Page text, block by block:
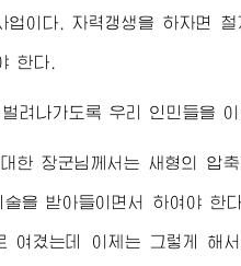
이다. 자력갱생을 하자면
한다.
려나가도록 우리 인민들을 이
한 장군님께서는 새형의 압
을 받아들이면서 하여야 한
여겼는데 이제는 그렇게 해